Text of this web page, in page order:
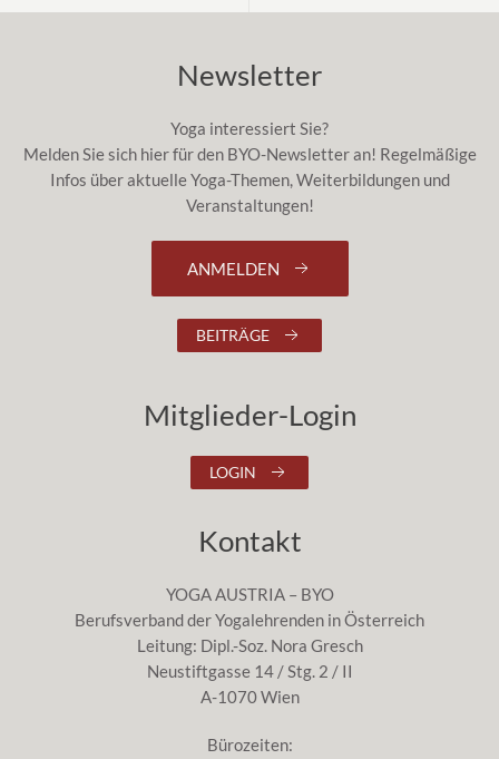
Newsletter
Yoga interessiert Sie?
Melden Sie sich hier für den BYO-Newsletter an! Regelmäßige
Infos über aktuelle Yoga-Themen, Weiterbildungen und
Veranstaltungen!
ANMELDEN
BEITRÄGE
Mitglieder-Login
LOGIN
Kontakt
YOGA AUSTRIA – BYO
Berufsverband der Yogalehrenden in Österreich
Leitung: Dipl.-Soz. Nora Gresch
Neustiftgasse 14 / Stg. 2 / II
A-1070 Wien
Bürozeiten: